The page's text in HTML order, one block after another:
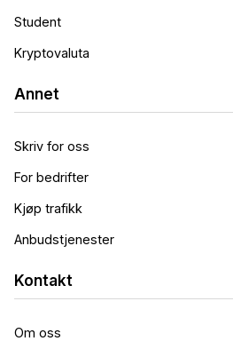
Student
Kryptovaluta
Annet
Skriv for oss
For bedrifter
Kjøp trafikk
Anbudstjenester
Kontakt
Om oss